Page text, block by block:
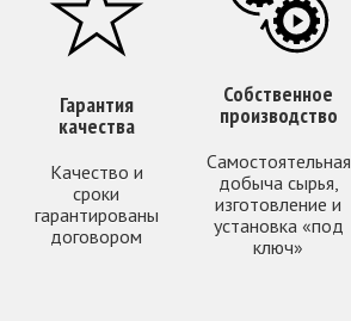
Гарантия
качества
Качество и
сроки
гарантированы
договором
Собственное
производство
Самостоятельная
добыча сырья,
изготовление и
установка «под
ключ»